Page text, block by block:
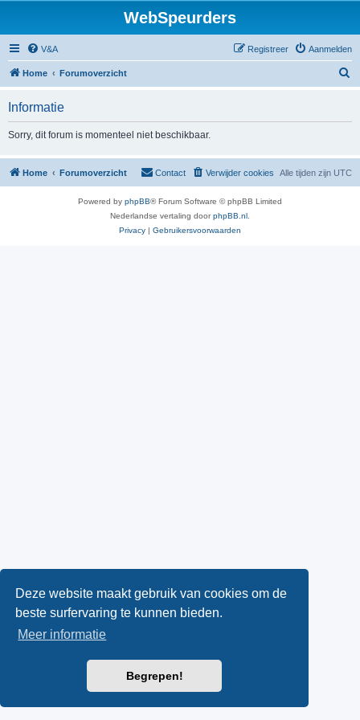
Deze website maakt gebruik van cookies om de
beste surfervaring te kunnen bieden.
Meer informatie
Begrepen!
WebSpeurders
V&A Aanmelden
Registreer
Home Forumoverzicht
Informatie
Sorry, dit forum is momenteel niet beschikbaar.
Home Forumoverzicht Alle tijden zijn UTC
Verwijder cookies
Contact
Powered by phpBB® Forum Software © phpBB Limited
Nederlandse vertaling doorphpBB.nl
Privacy | Gebruikersvoorwaarden